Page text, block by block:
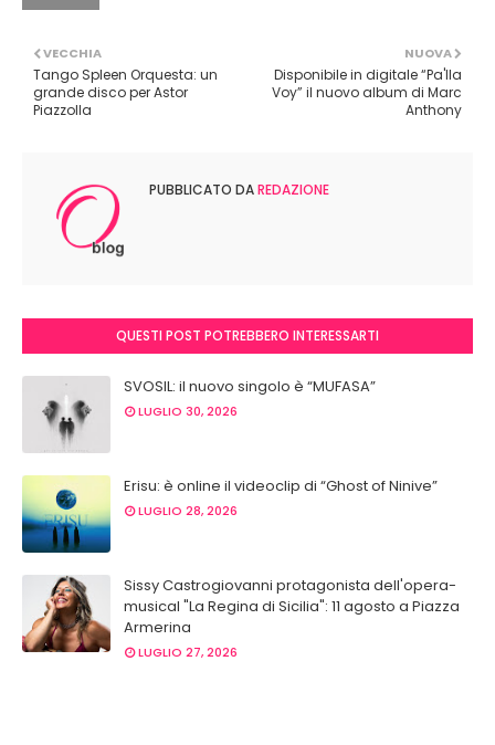
NUOVA
Disponibile in digitale “Pa'lla
Voy” il nuovo album di Marc
Anthony
VECCHIA
Tango Spleen Orquesta: un
grande disco per Astor
Piazzolla
PUBBLICATO DAREDAZIONE
QUESTI POST POTREBBERO INTERESSARTI
SVOSIL: il nuovo singolo è “MUFASA”
LUGLIO 30, 2026
Erisu: è online il videoclip di “Ghost of Ninive”
LUGLIO 28, 2026
Sissy Castrogiovanni protagonista dell'opera-
musical "La Regina di Sicilia": 11 agosto a Piazza
Armerina
LUGLIO 27, 2026